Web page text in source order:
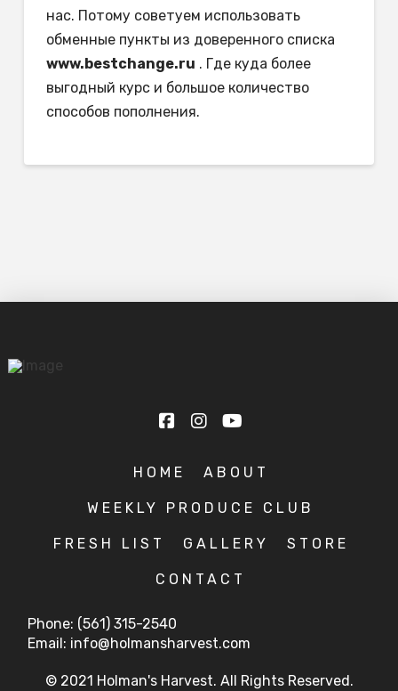
нас. Потому советуем использовать
обменные пункты из доверенного списка
www.bestchange.ru . Где куда более
выгодный курс и большое количество
способов пополнения.
HOME ABOUT
WEEKLY PRODUCE CLUB
FRESH LIST GALLERY STORE
CONTACT
Phone: (561) 315-2540
Email: info@holmansharvest.com
© 2021 Holman's Harvest. All Rights Reserved.